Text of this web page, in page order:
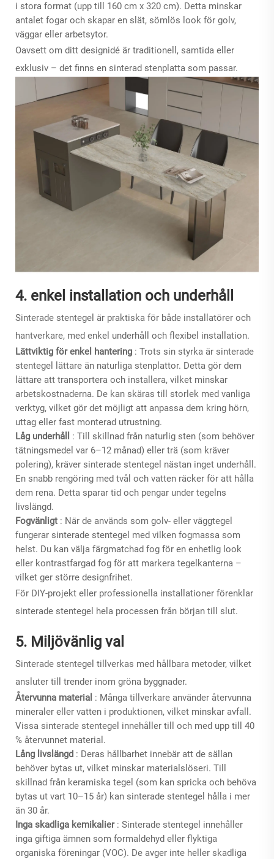
i stora format (upp till 160 cm x 320 cm). Detta minskar
antalet fogar och skapar en slät, sömlös look för golv,
väggar eller arbetsytor.
Oavsett om ditt designidé är traditionell, samtida eller
exklusiv – det finns en sinterad stenplatta som passar.
4. enkel installation och underhåll
Sinterade stentegel är praktiska för både installatörer och
hantverkare, med enkel underhåll och flexibel installation.
Lättviktig för enkel hantering : Trots sin styrka är sinterade
stentegel lättare än naturliga stenplattor. Detta gör dem
lättare att transportera och installera, vilket minskar
arbetskostnaderna. De kan skäras till storlek med vanliga
verktyg, vilket gör det möjligt att anpassa dem kring hörn,
uttag eller fast monterad utrustning.
Låg underhåll : Till skillnad från naturlig sten (som behöver
tätningsmedel var 6–12 månad) eller trä (som kräver
polering), kräver sinterade stentegel nästan inget underhåll.
En snabb rengöring med tvål och vatten räcker för att hålla
dem rena. Detta sparar tid och pengar under tegelns
livslängd.
Fogvänligt : När de används som golv- eller väggtegel
fungerar sinterade stentegel med vilken fogmassa som
helst. Du kan välja färgmatchad fog för en enhetlig look
eller kontrastfargad fog för att markera tegelkanterna –
vilket ger större designfrihet.
För DIY-projekt eller professionella installationer förenklar
sinterade stentegel hela processen från början till slut.
5. Miljövänlig val
Sinterade stentegel tillverkas med hållbara metoder, vilket
ansluter till trender inom gröna byggnader.
Återvunna material : Många tillverkare använder återvunna
mineraler eller vatten i produktionen, vilket minskar avfall.
Vissa sinterade stentegel innehåller till och med upp till 40
% återvunnet material.
Lång livslängd : Deras hållbarhet innebär att de sällan
behöver bytas ut, vilket minskar materialslöseri. Till
skillnad från keramiska tegel (som kan spricka och behöva
bytas ut vart 10–15 år) kan sinterade stentegel hålla i mer
än 30 år.
Inga skadliga kemikalier : Sinterade stentegel innehåller
inga giftiga ämnen som formaldehyd eller flyktiga
organiska föreningar (VOC). De avger inte heller skadliga